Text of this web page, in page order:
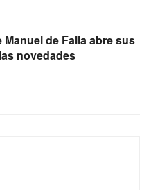
de Falla abre sus
novedades